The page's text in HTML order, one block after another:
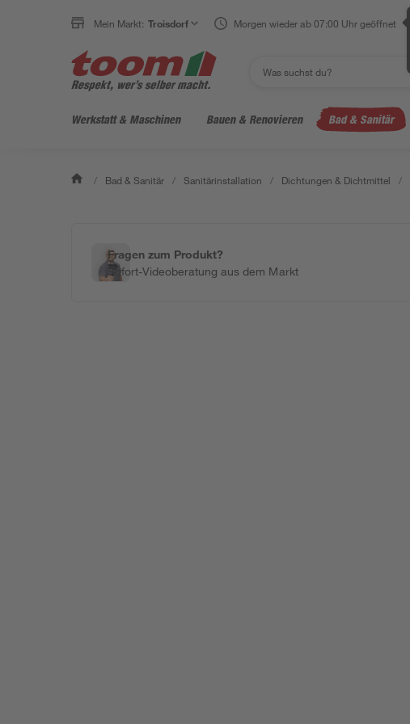
Mein Markt: Troisdorf Morgen wieder ab 07:00 Uhr geöffnet
Werkstatt & Maschinen Bauen & Renovieren Bad & Sanitär
/ Bad & Sanitär / Sanitärinstallation / Dichtungen & Dichtmittel /
Fragen zum Produkt?
Sofort-Videoberatung aus dem Markt